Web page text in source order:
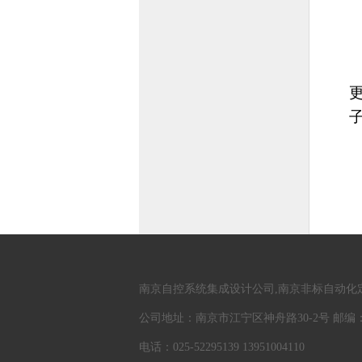
南京自控系统集成设计公司,南京非标自动
公司地址：南京市江宁区神舟路30-2号 邮编
电话：025-52295139 13951004110